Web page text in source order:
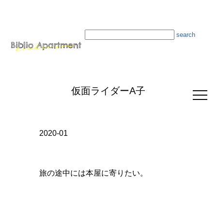
仮面ライダーA子
2020-01
旅の途中には本屋に寄りたい。